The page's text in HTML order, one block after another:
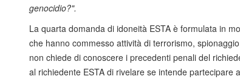
genocidio?".
La quarta domanda di idoneità ESTA è formulata in
che hanno commesso attività di terrorismo,
non chiede di conoscere i precedenti penali del
al richiedente ESTA di rivelare se intende partecipare